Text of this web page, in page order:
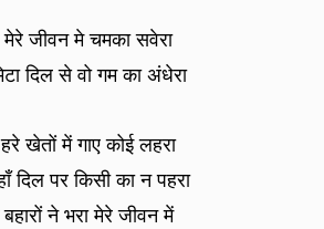
जीवन मे चमका सवेरा
दिल से वो गम का अंधेरा
खेतों में गाए कोई लहरा
दिल पर किसी का न पहरा
ने भरा मेरे जीवन में